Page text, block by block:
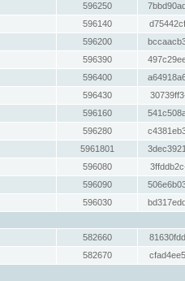
596250
596140
596200
596390
596400
596430
596160
596280
5961801
596080
596090
596030
582660
582670